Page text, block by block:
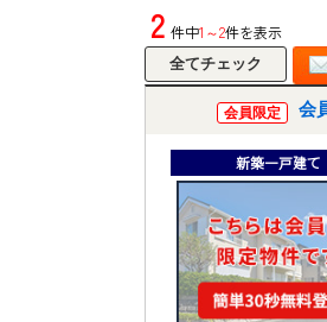
2 件中1～2件を表示
会員限定 会
新築一戸建て